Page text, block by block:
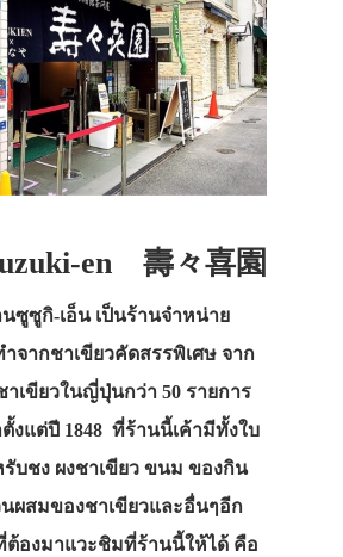
en 壽々喜園
-เอ็น เป็นร้านจำหน่าย
ากชาเขียวคัดสรรพิเศษ จาก
เขียวในญี่ปุ่นกว่า 50 รายการ
งแต่ปี 1848 ที่ร้านนี้เค้ามีทั้งใบ
รับชง ผงชาเขียว ขนม ของกิน
ผสมของชาเขียวและอื่นๆอีก
ต้องมาแวะชิมที่ร้านนี้ให้ได้ คือ